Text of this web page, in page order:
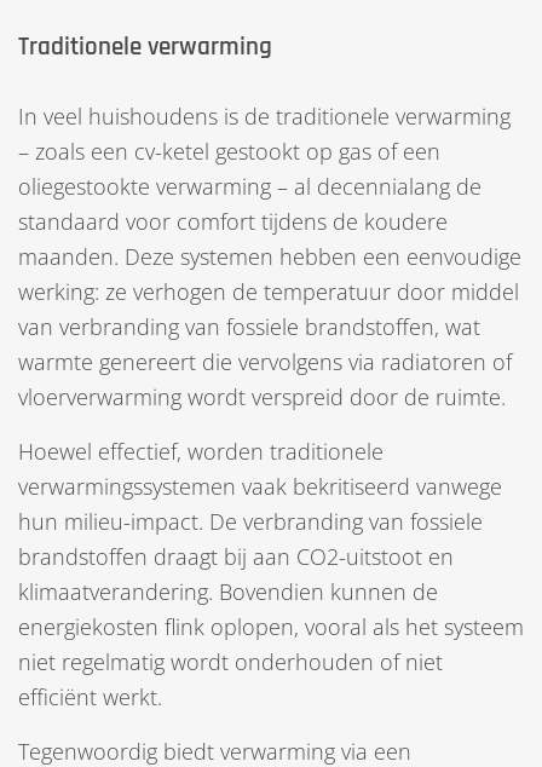
Traditionele verwarming
In veel huishoudens is de traditionele verwarming
– zoals een cv-ketel gestookt op gas of een
oliegestookte verwarming – al decennialang de
standaard voor comfort tijdens de koudere
maanden. Deze systemen hebben een eenvoudige
werking: ze verhogen de temperatuur door middel
van verbranding van fossiele brandstoffen, wat
warmte genereert die vervolgens via radiatoren of
vloerverwarming wordt verspreid door de ruimte.
Hoewel effectief, worden traditionele
verwarmingssystemen vaak bekritiseerd vanwege
hun milieu-impact. De verbranding van fossiele
brandstoffen draagt bij aan CO2-uitstoot en
klimaatverandering. Bovendien kunnen de
energiekosten flink oplopen, vooral als het systeem
niet regelmatig wordt onderhouden of niet
efficiënt werkt.
Tegenwoordig biedt verwarming via een